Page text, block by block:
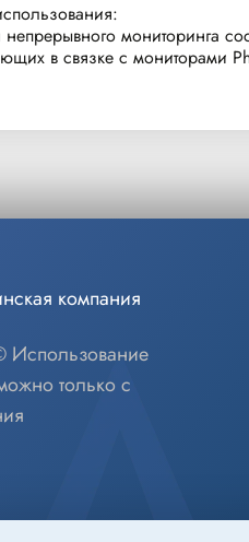
мониторинга
в связке с мониторами
компания
только с